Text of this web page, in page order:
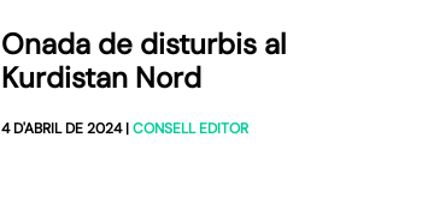
Onada de disturbis al
Kurdistan Nord
4 D'ABRIL DE 2024|CONSELL EDITOR